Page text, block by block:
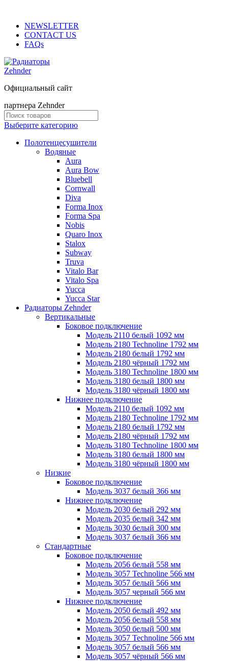
NEWSLETTER
CONTACT US
FAQs
Официальный сайт
партнера Zehnder
Выберите категорию
Полотенцесушители
Водяные
Aura
Aura Bow
Bluebell
Cornwall
Diva
Forma Inox
Forma Spa
Nobis
Quaro Inox
Stalox
Subway
Truva
Vitalo Bar
Vitalo Spa
Yucca
Yucca Star
Радиаторы Zehnder
Вертикальные
Боковое подключение
Модель 2110 белый 1092 мм
Модель 2180 Technoline 1792 мм
Модель 2180 белый 1792 мм
Модель 2180 чёрный 1792 мм
Модель 3180 Technoline 1800 мм
Модель 3180 белый 1800 мм
Модель 3180 чёрный 1800 мм
Нижнее подключение
Модель 2110 белый 1092 мм
Модель 2180 Technoline 1792 мм
Модель 2180 белый 1792 мм
Модель 2180 чёрный 1792 мм
Модель 3180 Technoline 1800 мм
Модель 3180 белый 1800 мм
Модель 3180 чёрный 1800 мм
Низкие
Боковое подключение
Модель 3037 белый 366 мм
Нижнее подключение
Модель 2030 белый 292 мм
Модель 2035 белый 342 мм
Модель 3030 белый 300 мм
Модель 3037 белый 366 мм
Стандартные
Боковое подключение
Модель 2056 белый 558 мм
Модель 3057 Technoline 566 мм
Модель 3057 белый 566 мм
Модель 3057 черный 566 мм
Нижнее подключение
Модель 2050 белый 492 мм
Модель 2056 белый 558 мм
Модель 3050 белый 500 мм
Модель 3057 Technoline 566 мм
Модель 3057 белый 566 мм
Модель 3057 чёрный 566 мм